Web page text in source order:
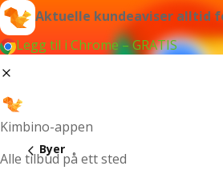
Aktuelle kundeaviser alltid
Legg til i Chrome – GRATIS
Kimbino-appen
Alle tilbud på ett sted
Byer